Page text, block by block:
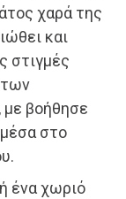
χαρά της
και
στιγμές
των
βοήθησε
στο
ένα χωριό